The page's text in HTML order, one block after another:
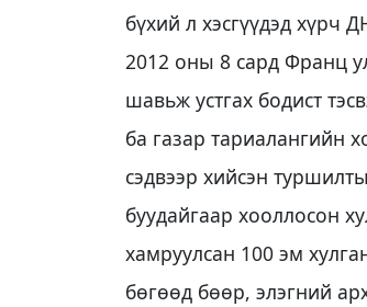
бүхий л хэсгүүдэд
2012 оны 8 сард Франц
шавьж устгах бодист
ба газар тариалангийн
сэдвээр хийсэн
буудайгаар хооллосон
хамруулсан 100 эм
бөгөөд бөөр, элэгний